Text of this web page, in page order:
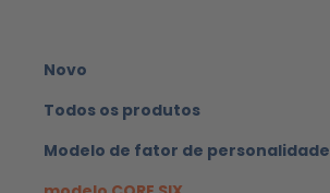
Novo
Todos os produtos
Modelo de fator de personalidade